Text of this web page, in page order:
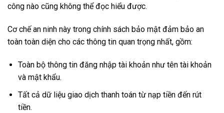
công nào cũng không thể đọc hiểu được.
Cơ chế an ninh này trong chính sách bảo mật đảm bảo an
toàn toàn diện cho các thông tin quan trọng nhất, gồm:
Toàn bộ thông tin đăng nhập tài khoản như tên tài khoản
và mật khẩu.
Tất cả dữ liệu giao dịch thanh toán từ nạp tiền đến rút
tiền.